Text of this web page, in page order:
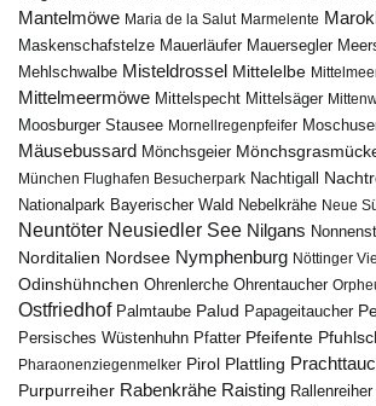
Mantelmöwe Maria de la Salut Marmelente
Maskenschafstelze Mauerläufer Mauersegler
Mehlschwalbe Misteldrossel Mittelelbe
Mittelmeermöwe Mittelspecht Mittelsäger
Moosburger Stausee Mornellregenpfeifer
Mäusebussard Mönchsgeier
München Flughafen Besucherpark Nachtigall
Nationalpark Bayerischer Wald Nebelkrähe Neue
Neuntöter Neusiedler See Nilgans
Norditalien Nordsee Nymphenburg Nöttinger
Odinshühnchen Ohrenlerche Ohrentaucher
Ostfriedhof Palmtaube Palud Papageitaucher
Persisches Wüstenhuhn Pfatter Pfeifente
Pharaonenziegenmelker Pirol Plattling
Purpurreiher Rabenkrähe Raisting Rallenreiher